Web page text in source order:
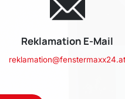
Reklamation E-Mail
reklamation@fenstermaxx24.at